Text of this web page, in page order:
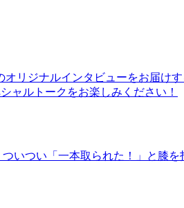
リジナルインタビューをお届け
ャルトークをお楽しみください！
つい「一本取られた！」と膝を